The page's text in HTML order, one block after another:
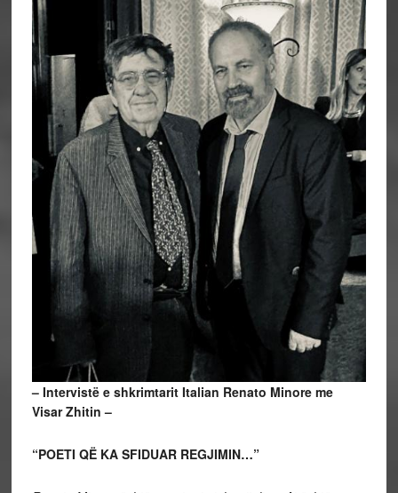
– Intervistë e shkrimtarit Italian Renato Minore me
Visar Zhitin –
“POETI QË KA SFIDUAR REGJIMIN…”